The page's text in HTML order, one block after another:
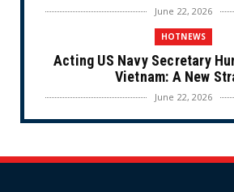
June 22, 2026
HOTNEWS
Acting US Navy Secretary
Vietnam: A New
June 22, 2026
CULTURE
Ninh Bride Re-